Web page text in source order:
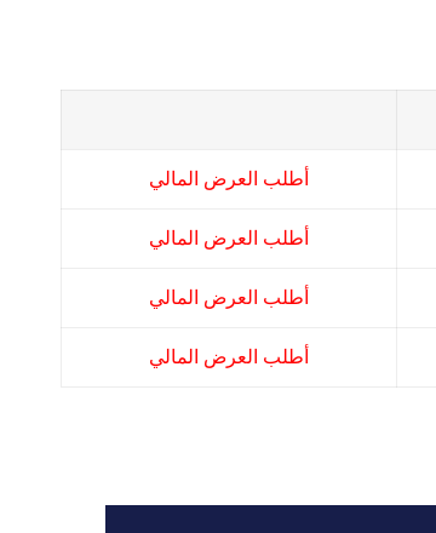
أطلب العرض المالي
أطلب العرض المالي
أطلب العرض المالي
أطلب العرض المالي